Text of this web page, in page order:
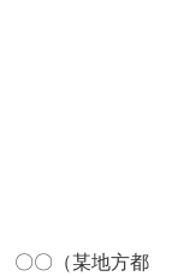
〇〇（某地方都